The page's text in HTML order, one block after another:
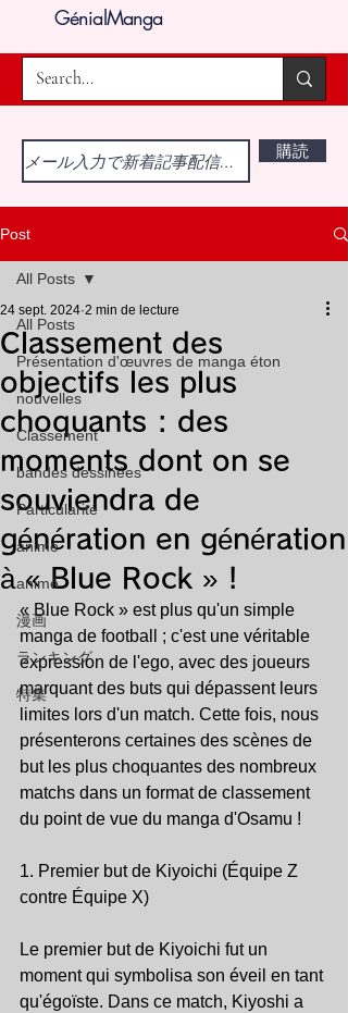
GénialManga
購読
Post
All Posts
Présentation d'œuvres de manga éton
nouvelles
Classement
bandes dessinées
Particularité
animé
animé
漫画
ランキング
特集
All Posts
Classement des
objectifs les plus
choquants : des
moments dont on se
souviendra de
génération en génération
à « Blue Rock » !
24 sept. 2024 2 min de lecture
« Blue Rock » est plus qu'un simple
manga de football ; c'est une véritable
expression de l'ego, avec des joueurs
marquant des buts qui dépassent leurs
limites lors d'un match. Cette fois, nous
présenterons certaines des scènes de
but les plus choquantes des nombreux
matchs dans un format de classement
du point de vue du manga d'Osamu !
1. Premier but de Kiyoichi (Équipe Z
contre Équipe X)
Le premier but de Kiyoichi fut un
moment qui symbolisa son éveil en tant
qu'égoïste. Dans ce match, Kiyoshi a